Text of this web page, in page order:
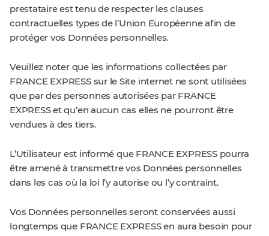
prestataire est tenu de respecter les clauses
contractuelles types de l’Union Européenne afin de
protéger vos Données personnelles.
Veuillez noter que les informations collectées par
FRANCE EXPRESS sur le Site internet ne sont utilisées
que par des personnes autorisées par FRANCE
EXPRESS et qu’en aucun cas elles ne pourront être
vendues à des tiers.
L’Utilisateur est informé que FRANCE EXPRESS pourra
être amené à transmettre vos Données personnelles
dans les cas où la loi l’y autorise ou l’y contraint.
Vos Données personnelles seront conservées aussi
longtemps que FRANCE EXPRESS en aura besoin pour